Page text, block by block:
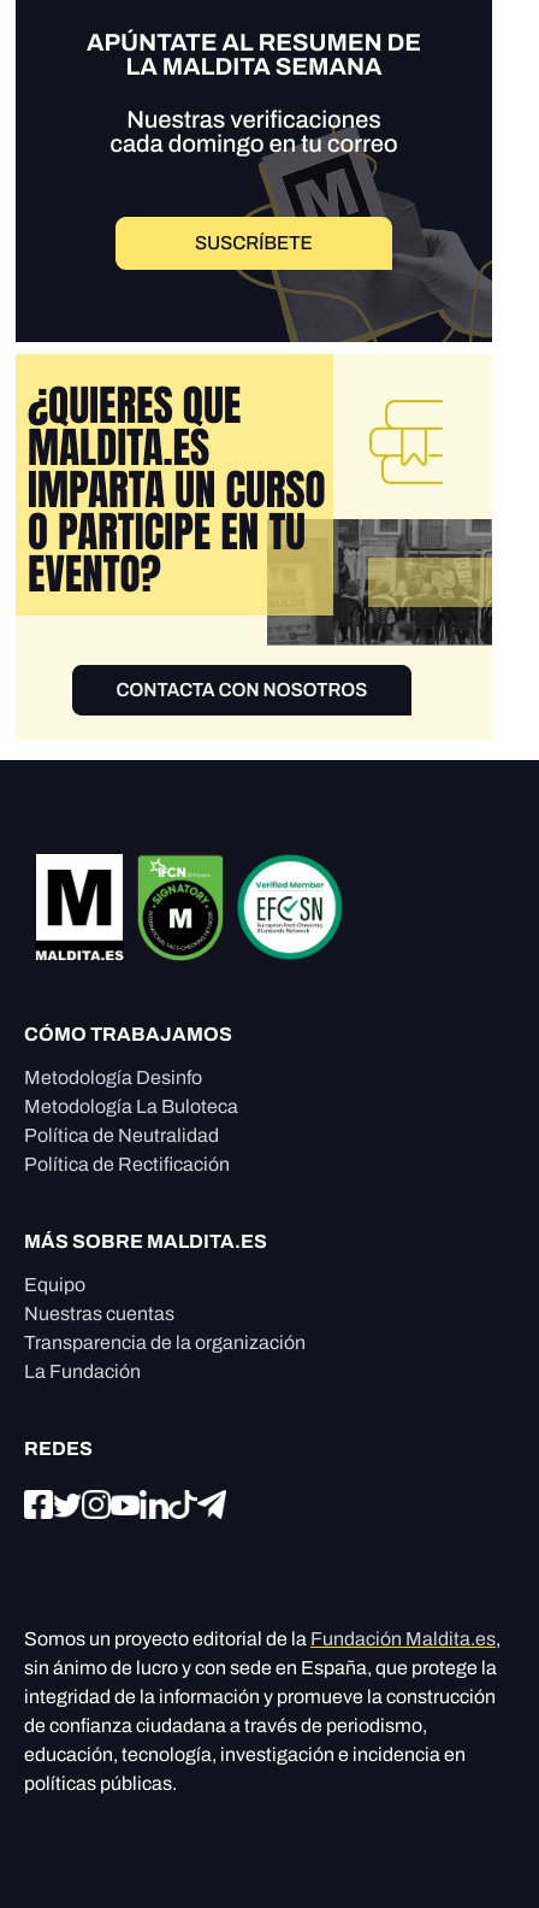
CÓMO TRABAJAMOS
Metodología Desinfo
Metodología La Buloteca
Política de Neutralidad
Política de Rectificación
MÁS SOBRE MALDITA.ES
Equipo
Nuestras cuentas
Transparencia de la organización
La Fundación
REDES
Somos un proyecto editorial de la Fundación Maldita.es,
sin ánimo de lucro y con sede en España, que protege la
integridad de la información y promueve la construcción
de confianza ciudadana a través de periodismo,
educación, tecnología, investigación e incidencia en
políticas públicas.